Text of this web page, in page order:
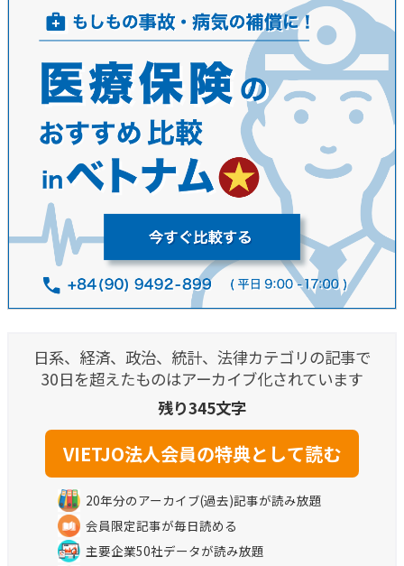
日系、経済、政治、統計、法律カテゴリの記事で
30日を超えたものはアーカイブ化されています
残り345文字
20年分のアーカイブ(過去)記事が読み放題
会員限定記事が毎日読める
主要企業50社データが読み放題